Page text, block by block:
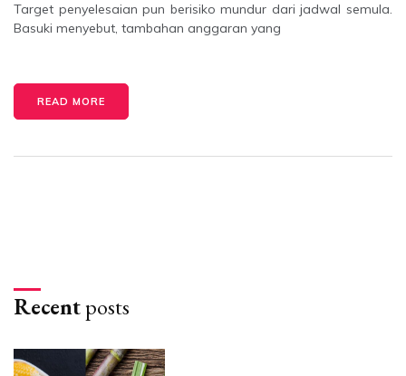
Target penyelesaian pun berisiko mundur dari jadwal semula.
Basuki menyebut, tambahan anggaran yang
READ MORE
Recentposts